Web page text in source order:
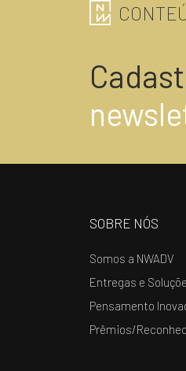
SOBRE NÓS
Somos a NWADV
Entregas e
Pensamento
Prêmios/